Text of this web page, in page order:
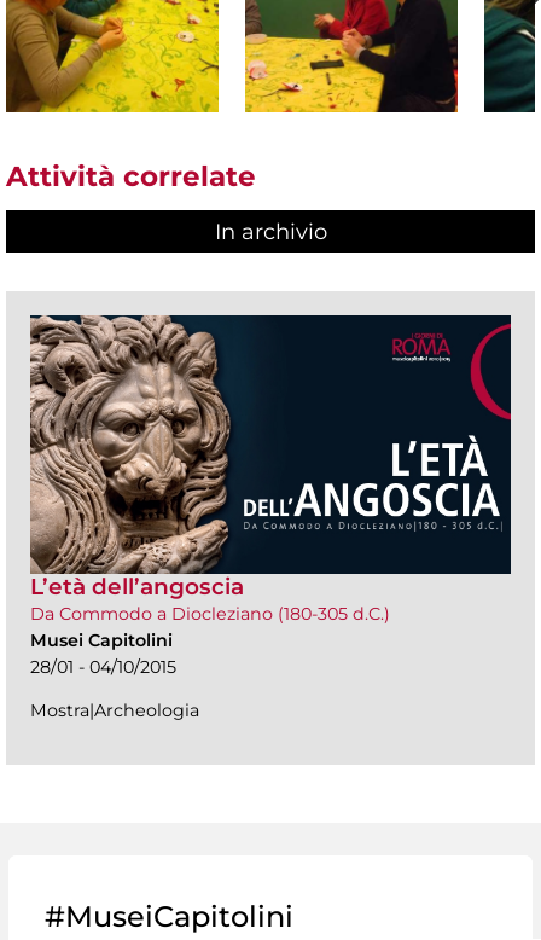
Attività correlate
In archivio
L’età dell’angoscia
Da Commodo a Diocleziano (180-305 d.C.)
Musei Capitolini
28/01 - 04/10/2015
Mostra|Archeologia
#MuseiCapitolini